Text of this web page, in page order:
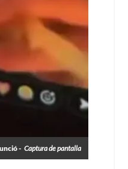
- Captura de pantalla